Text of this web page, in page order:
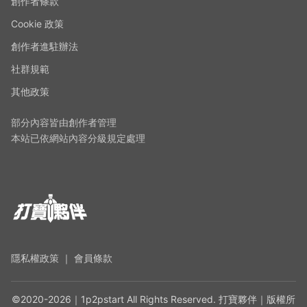
Cookie 政策
創作者進駐辦法
社群規範
其他政策
部分內容皆由創作者管理
本站已依網站內容分級規定處理
隱私權政策 ｜ 會員條款
©2020-2026｜1p2pstart All Rights Reserved. 打寶夥伴｜版權所